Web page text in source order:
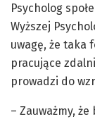
Psycholog
Wyższej
uwagę, że taka
pracujące
prowadzi do
– Zauważmy,